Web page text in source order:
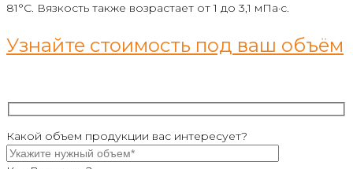
81°С. Вязкость также возрастает от 1 до 3,1 мПа·с.
Узнайте стоимость под ваш объём
Какой объем продукции вас интересует?